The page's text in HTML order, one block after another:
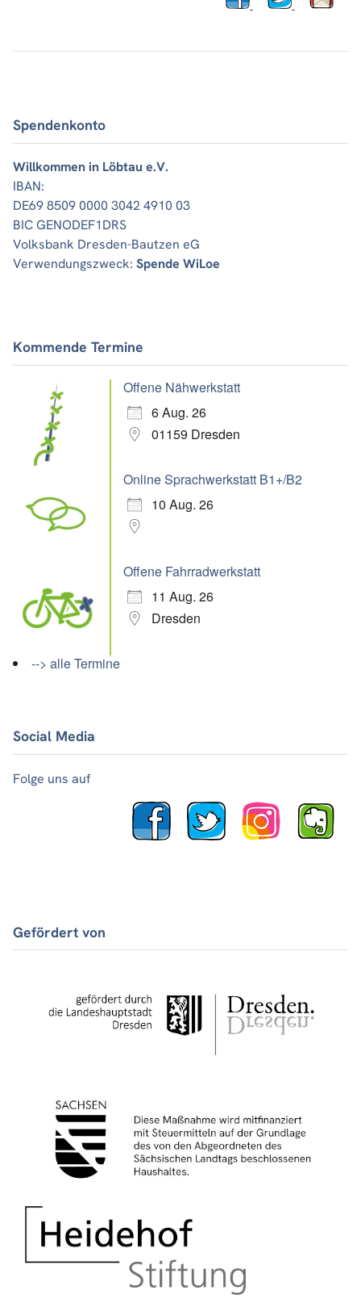
Spendenkonto
Willkommen in Löbtau e.V.
IBAN:
DE69 8509 0000 3042 4910 03
BIC GENODEF1DRS
Volksbank Dresden-Bautzen eG
Verwendungszweck: Spende WiLoe
Kommende Termine
Offene Nähwerkstatt
6 Aug. 26
01159 Dresden
Online Sprachwerkstatt B1+/B2
10 Aug. 26
Offene Fahrradwerkstatt
11 Aug. 26
Dresden
--> alle Termine
Social Media
Folge uns auf
Gefördert von